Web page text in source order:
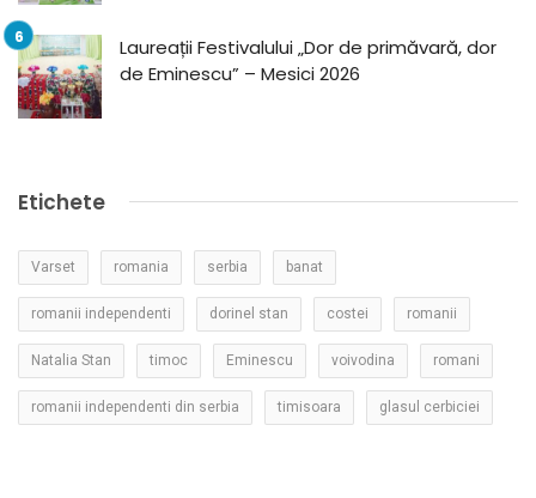
Laureații Festivalului „Dor de primăvară, dor
de Eminescu” – Mesici 2026
Etichete
Varset romania serbia banat
romanii independenti dorinel stan costei romanii
Natalia Stan timoc Eminescu voivodina romani
romanii independenti din serbia timisoara glasul cerbiciei